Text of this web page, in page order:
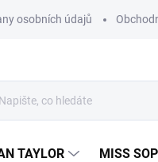
osobních údajů
TAYLOR MISS